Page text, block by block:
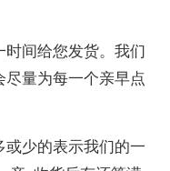
间给您发货。我们
尽量为每一个亲早点
少的表示我们的一